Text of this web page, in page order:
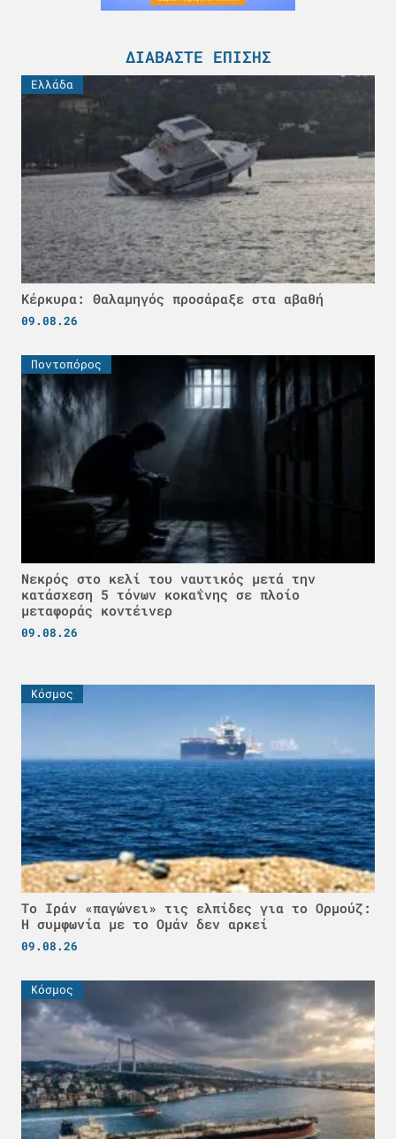
ΔΙΑΒΆΣΤΕ ΕΠΊΣΗΣ
Ελλάδα
Κέρκυρα: Θαλαμηγός προσάραξε στα αβαθή
09.08.26
Ποντοπόρος
Νεκρός στο κελί του ναυτικός μετά την
κατάσχεση 5 τόνων κοκαΐνης σε πλοίο
μεταφοράς κοντέινερ
09.08.26
Κόσμος
Το Ιράν «παγώνει» τις ελπίδες για το Ορμούζ:
Η συμφωνία με το Ομάν δεν αρκεί
09.08.26
Κόσμος